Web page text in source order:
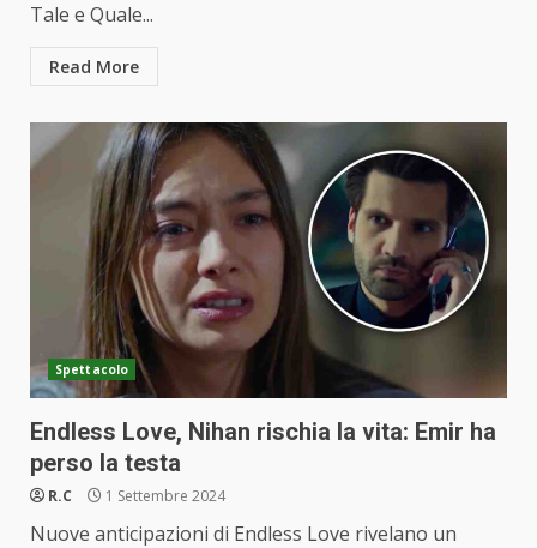
Tale e Quale...
Read More
Spettacolo
Endless Love, Nihan rischia la vita: Emir ha
perso la testa
R.C 1 Settembre 2024
Nuove anticipazioni di Endless Love rivelano un